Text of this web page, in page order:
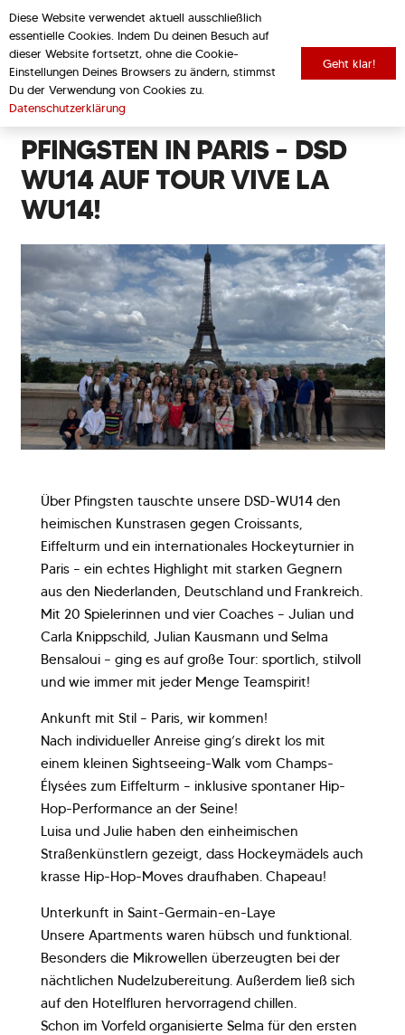
PFINGSTEN IN PARIS – DSD
WU14 AUF TOUR VIVE LA
WU14!
zurück zur Übersicht
Über Pfingsten tauschte unsere DSD-WU14 den
heimischen Kunstrasen gegen Croissants,
Eiffelturm und ein internationales Hockeyturnier in
Paris – ein echtes Highlight mit starken Gegnern
aus den Niederlanden, Deutschland und Frankreich.
Mit 20 Spielerinnen und vier Coaches – Julian und
Carla Knippschild, Julian Kausmann und Selma
Bensaloui – ging es auf große Tour: sportlich, stilvoll
und wie immer mit jeder Menge Teamspirit!
Ankunft mit Stil – Paris, wir kommen!
Nach individueller Anreise ging’s direkt los mit
einem kleinen Sightseeing-Walk vom Champs-
Élysées zum Eiffelturm – inklusive spontaner Hip-
Hop-Performance an der Seine!
Luisa und Julie haben den einheimischen
Straßenkünstlern gezeigt, dass Hockeymädels auch
krasse Hip-Hop-Moves draufhaben. Chapeau!
Unterkunft in Saint-Germain-en-Laye
Unsere Apartments waren hübsch und funktional.
Besonders die Mikrowellen überzeugten bei der
nächtlichen Nudelzubereitung. Außerdem ließ sich
auf den Hotelfluren hervorragend chillen.
Schon im Vorfeld organisierte Selma für den ersten
Diese Website verwendet aktuell ausschließlich
essentielle Cookies. Indem Du deinen Besuch auf
dieser Website fortsetzt, ohne die Cookie-
Einstellungen Deines Browsers zu ändern, stimmst
Du der Verwendung von Cookies zu.
Datenschutzerklärung
Geht klar!